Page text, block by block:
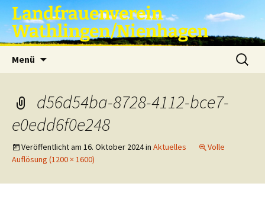
Zum
Inhalt
springen
Landfrauenverein
Wathlingen/Nienhagen
Menü
Suche
nach:
d56d54ba-8728-4112-bce7-
e0edd6f0e248
Veröffentlicht am 16. Oktober 2024in Aktuelles
Volle
Auflösung (1200 × 1600)